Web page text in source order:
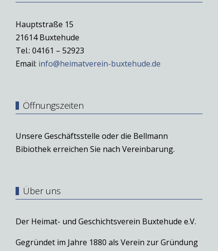
Hauptstraße 15
21614 Buxtehude
Tel.: 04161 – 52923
Email: info@heimatverein-buxtehude.de
Öffnungszeiten
Unsere Geschäftsstelle oder die Bellmann
Bibiothek erreichen Sie nach Vereinbarung.
Über uns
Der Heimat- und Geschichtsverein Buxtehude e.V.
Gegründet im Jahre 1880 als Verein zur Gründung